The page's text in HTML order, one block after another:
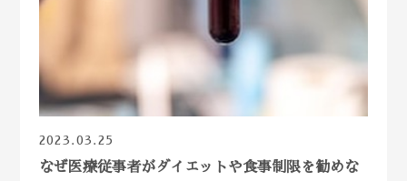
2023.03.25
なぜ医療従事者がダイエットや食事制限を勧めな